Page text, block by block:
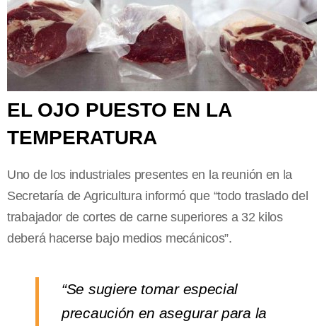
EL OJO PUESTO EN LA
TEMPERATURA
Uno de los industriales presentes en la reunión en la
Secretaría de Agricultura informó que “todo traslado del
trabajador de cortes de carne superiores a 32 kilos
deberá hacerse bajo medios mecánicos”.
“Se sugiere tomar especial
precaución en asegurar para la